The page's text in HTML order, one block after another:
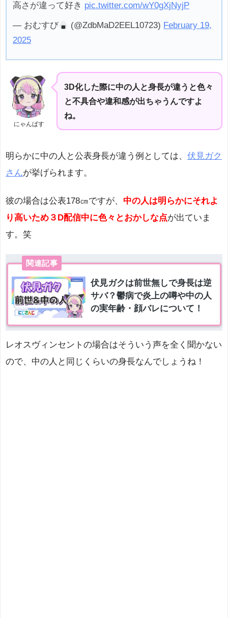
高さが違って好き pic.twitter.com/wY0gXjNyjP
— おむすび (@ZdbMaD2EEL10723) February 19,
2025
にゃんぱす
3D化した際に中の人と身長が違うと色々
と不具合や違和感が出ちゃうんですよ
ね。
明らかに中の人と公表身長が違う例としては、 伏見ガク
さんが挙げられます。
彼の場合は公表178㎝ですが、 中の人は明らかにそれよ
り高いため３D配信中に色々とおかしな点が出ていま
す。笑
レオスヴィンセントの場合はそういう声を全く聞かない
ので、中の人と同じくらいの身長なんでしょうね！